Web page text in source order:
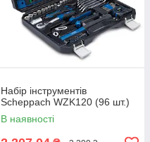
Набір інструментів
Scheppach WZK120 (96 шт.)
В наявності